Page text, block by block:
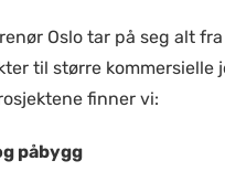
Oslo tar på seg alt
til større kommersielle
finner vi:
påbygg